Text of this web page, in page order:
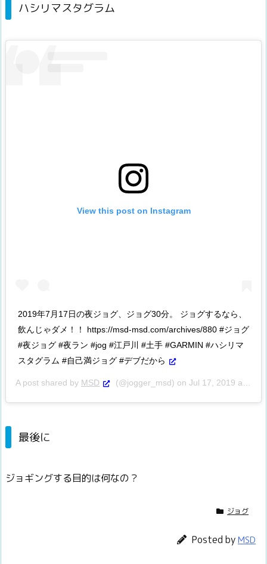
ハシリマスタグラム
View this post on Instagram
2019年7月17日の夜ジョグ、ジョグ30分。 ジョグするなら、
飲んじゃダメ！！ https://msd-msd.com/archives/880 #ジョグ
#夜ジョグ #夜ラン #jog #江戸川 #土手 #GARMIN #ハシリマ
スタグラム #自己満ジョグ #デブだから
A post shared by MSD (@jogger_msd) on Jul 17, 2019 at 8:06am PDT
最後に
ジョギングする目的は何なの？
ジョグ
Posted byMSD